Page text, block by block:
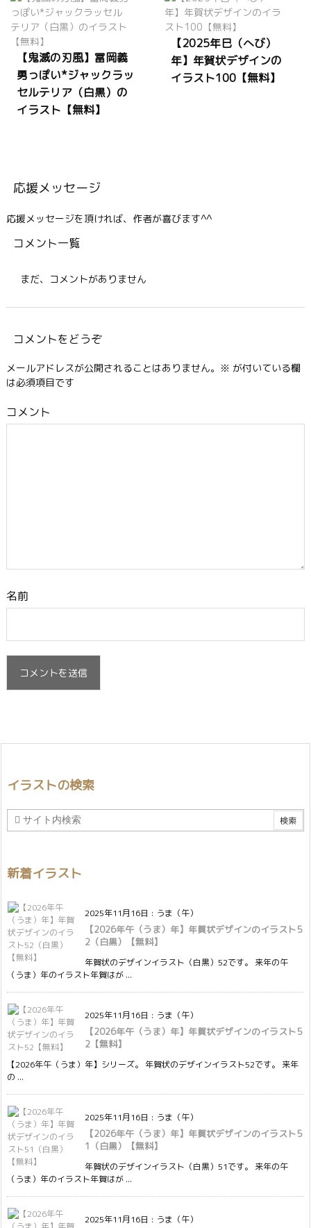
【鬼滅の刃風】冨岡義
勇っぽい*ジャックラッ
セルテリア（白黒）の
イラスト【無料】
【2025年巳（へび）
年】年賀状デザインの
イラスト100【無料】
応援メッセージ
応援メッセージを頂ければ、作者が喜びます^^
コメント一覧
まだ、コメントがありません
コメントをどうぞ
メールアドレスが公開されることはありません。 ※ が付いている欄
は必須項目です
コメント
名前
イラストの検索
新着イラスト
2025年11月16日 : うま（午）
【2026年午（うま）年】年賀状デザインのイラスト5
2（白黒）【無料】
年賀状のデザインイラスト（白黒）52です。 来年の午
（うま）年のイラスト年賀はが ...
2025年11月16日 : うま（午）
【2026年午（うま）年】年賀状デザインのイラスト5
2【無料】
【2026年午（うま）年】シリーズ。 年賀状のデザインイラスト52です。 来年
の ...
2025年11月16日 : うま（午）
【2026年午（うま）年】年賀状デザインのイラスト5
1（白黒）【無料】
年賀状のデザインイラスト（白黒）51です。 来年の午
（うま）年のイラスト年賀はが ...
2025年11月16日 : うま（午）